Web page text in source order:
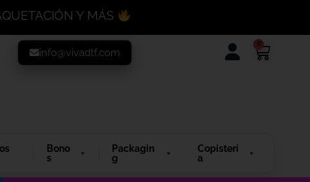
Y MÁS
0
info@vivadtf.com
Bono
s
Packagin
g
Copisterí
a